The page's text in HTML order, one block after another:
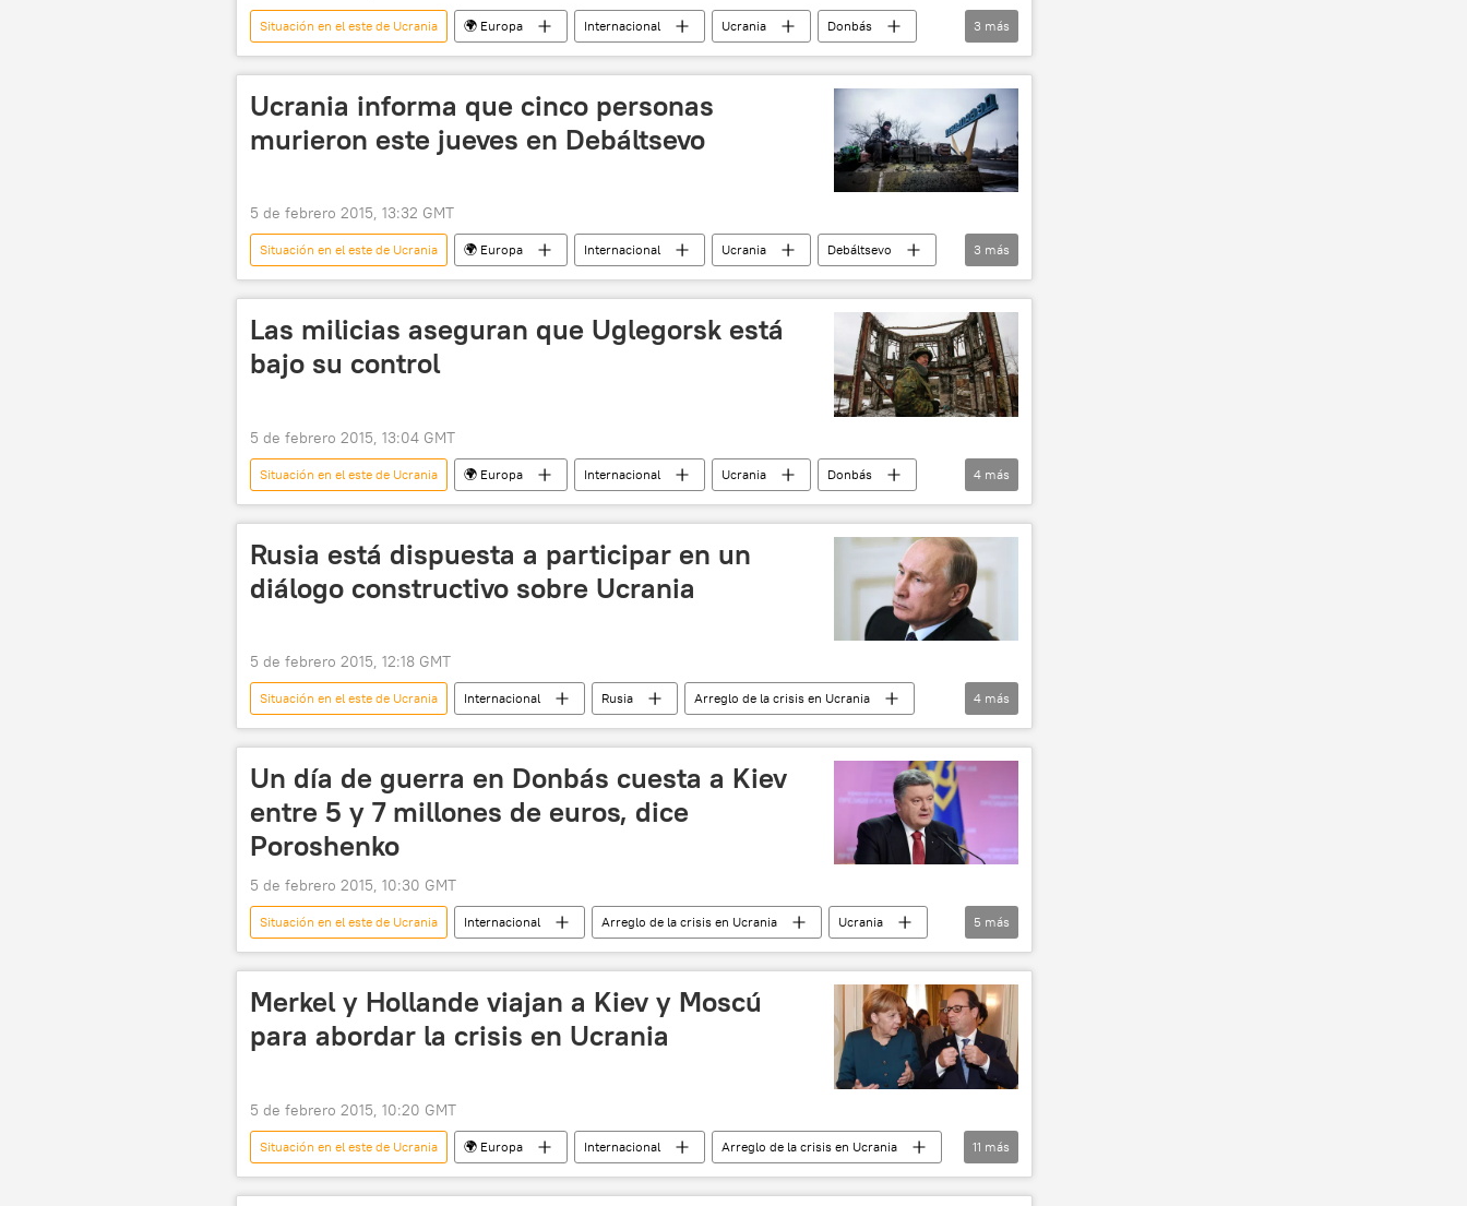
Situación en el este de Ucrania 🌍 Europa Internacional Ucrania
Donbás
Ertugrul Apakan
OSCE noticias
3 más
Ucrania informa que cinco personas
murieron este jueves en Debáltsevo
5 de febrero 2015, 13:32 GMT
Situación en el este de Ucrania 🌍 Europa Internacional Ucrania
Debáltsevo
Ministerio del Interior de Ucrania
📰 Conflicto en el este de Ucrania (2014-2022) noticias
3 más
Las milicias aseguran que Uglegorsk está
bajo su control
5 de febrero 2015, 13:04 GMT
Situación en el este de Ucrania 🌍 Europa Internacional Ucrania
Donbás
Uglegorsk
Andréi Lisenko 📰 Conflicto en el este de Ucrania (2014-2022) noticias
4 más
Rusia está dispuesta a participar en un
diálogo constructivo sobre Ucrania
5 de febrero 2015, 12:18 GMT
Situación en el este de Ucrania Internacional Rusia
Arreglo de la crisis en Ucrania
Ucrania
Vladímir Putin 📰 Conflicto en el este de Ucrania (2014-2022) noticias
4 más
Un día de guerra en Donbás cuesta a Kiev
entre 5 y 7 millones de euros, dice
Poroshenko
5 de febrero 2015, 10:30 GMT
Situación en el este de Ucrania Internacional Arreglo de la crisis en Ucrania
Ucrania
Donbás
Petró Poroshenko Oana Lungescu OTAN noticias
5 más
Merkel y Hollande viajan a Kiev y Moscú
para abordar la crisis en Ucrania
5 de febrero 2015, 10:20 GMT
Situación en el este de Ucrania 🌍 Europa Internacional
Arreglo de la crisis en Ucrania
Francia
Ucrania Alemania Vladímir Putin
Petró Poroshenko
11 más